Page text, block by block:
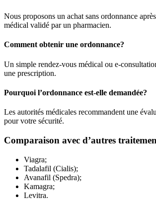
Nous proposons un achat sans ordonnance
médical validé par un pharmacien.
Comment obtenir une ordonnance?
Un simple rendez-vous médical ou e-
une prescription.
Pourquoi l’ordonnance est-elle demandée?
Les autorités médicales recommandent une
pour votre sécurité.
Comparaison avec d’autres
Viagra;
Tadalafil (Cialis);
Avanafil (Spedra);
Kamagra;
Levitra.